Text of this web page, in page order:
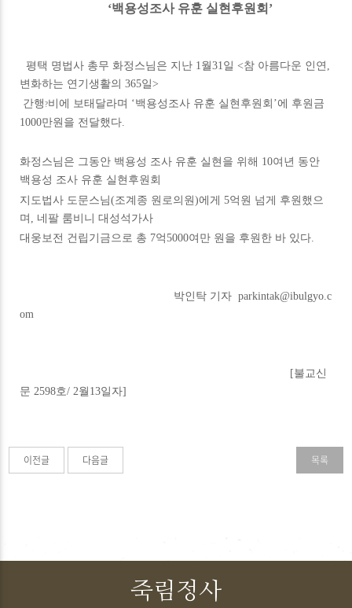
‘백용성조사 유훈 실현후원회’
평택 명법사 총무 화정스님은 지난 1월31일 <참 아름다운 인연,
변화하는 연기생활의 365일>
간행 ?비에 보태달라며 ‘백용성조사 유훈 실현후원회’에 후원금
1000만원을 전달했다.
화정스님은 그동안 백용성 조사 유훈 실현을 위해 10여년 동안
백용성 조사 유훈 실현후원회
지도법사 도문스님(조계종 원로의원)에게 5억원 넘게 후원했으
며, 네팔 룸비니 대성석가사
대웅보전 건립기금으로 총 7억5000여만 원을 후원한 바 있다.
박인탁 기자 parkintak@ibulgyo.c
om
[불교신
문 2598호/ 2월13일자]
이전글 다음글 목록
죽림정사